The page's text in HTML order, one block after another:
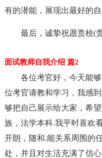
有的潜能，展现出最好的
最后，诚挚祝愿贵校(
面试教师自我介绍 篇2
各位考官好，今天能
位考官请教和学习，我感
够把自己展示给大家，希
族，法学本科.我平时喜欢
开朗，随和.能关系周围的
处，并且对生活充满了信